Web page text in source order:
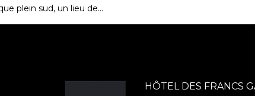
plein sud, un lieu de…
HÔTEL DES FRANCS